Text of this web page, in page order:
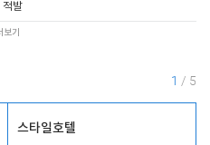
적발
보기
1 / 5
스타일호텔